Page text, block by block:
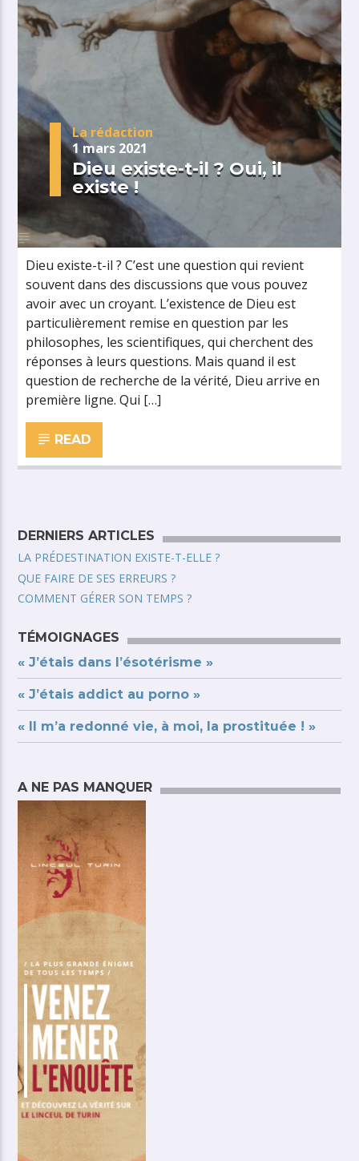
La rédaction
1 mars 2021
Dieu existe-t-il ? Oui, il
existe !
Dieu existe-t-il ? C’est une question qui revient
souvent dans des discussions que vous pouvez
avoir avec un croyant. L’existence de Dieu est
particulièrement remise en question par les
philosophes, les scientifiques, qui cherchent des
réponses à leurs questions. Mais quand il est
question de recherche de la vérité, Dieu arrive en
première ligne. Qui […]
READ
DERNIERS ARTICLES
LA PRÉDESTINATION EXISTE-T-ELLE ?
QUE FAIRE DE SES ERREURS ?
COMMENT GÉRER SON TEMPS ?
TÉMOIGNAGES
« J’étais dans l’ésotérisme »
« J’étais addict au porno »
« Il m’a redonné vie, à moi, la prostituée ! »
A NE PAS MANQUER